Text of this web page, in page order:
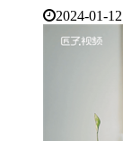
2024-01-